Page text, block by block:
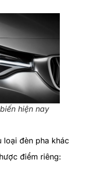
hiện nay
loại đèn pha khác
điểm riêng: